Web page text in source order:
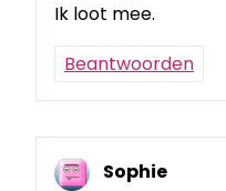
Ik loot mee.
Beantwoorden
Sophie